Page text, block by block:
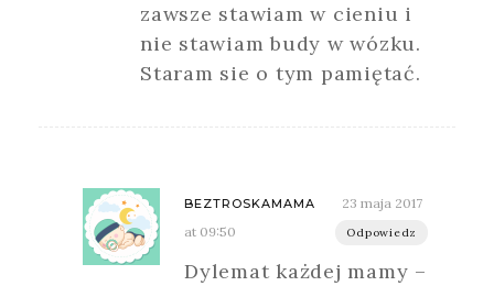
zawsze stawiam w cieniu i
nie stawiam budy w wózku.
Staram sie o tym pamiętać.
BEZTROSKAMAMA
23 maja 2017
at 09:50
Odpowiedz
Dylemat każdej mamy –